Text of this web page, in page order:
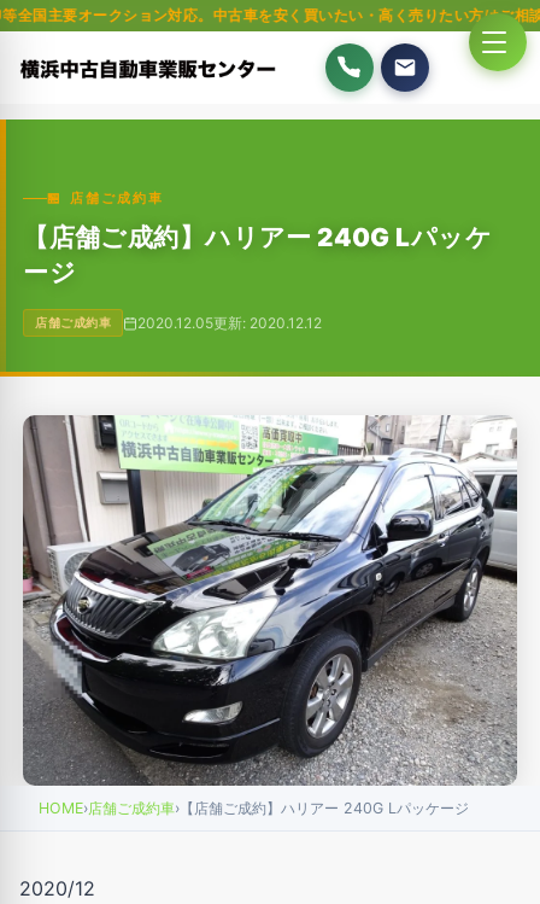
ション対応。中古車を安く買いたい・高く売りたい方はご相談ください。
🏪 店舗ご成約車
【店舗ご成約】ハリアー 240G Lパッケ
ージ
店舗ご成約車 2020.12.05更新: 2020.12.12
HOME›店舗ご成約車› 【店舗ご成約】ハリアー 240G Lパッケージ
2020/12